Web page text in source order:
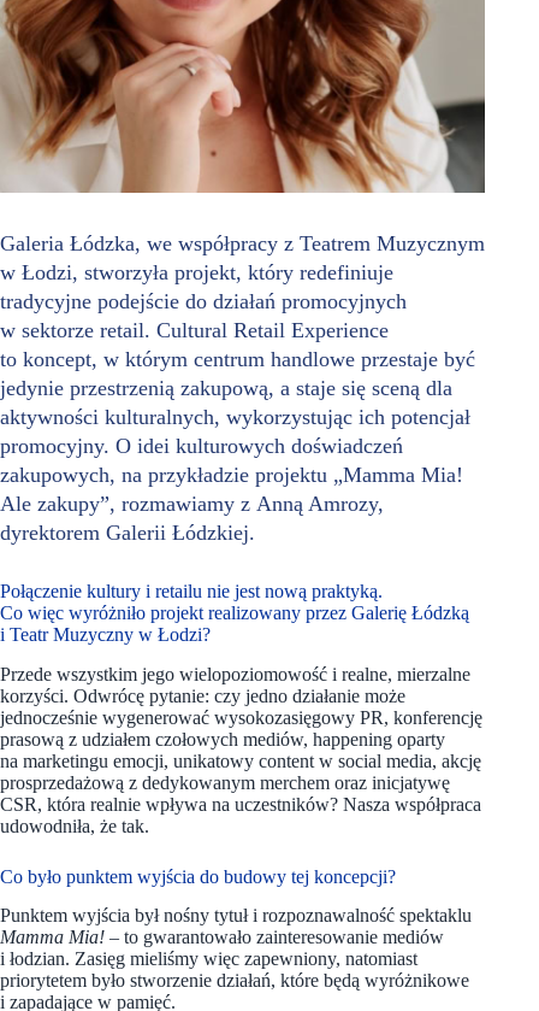
Galeria Łódzka, we współpracy z Teatrem Muzycznym
w Łodzi, stworzyła projekt, który redefiniuje
tradycyjne podejście do działań promocyjnych
w sektorze retail. Cultural Retail Experience
to koncept, w którym centrum handlowe przestaje być
jedynie przestrzenią zakupową, a staje się sceną dla
aktywności kulturalnych, wykorzystując ich potencjał
promocyjny. O idei kulturowych doświadczeń
zakupowych, na przykładzie projektu „Mamma Mia!
Ale zakupy”, rozmawiamy z Anną Amrozy,
dyrektorem Galerii Łódzkiej.
Połączenie kultury i retailu nie jest nową praktyką.
Co więc wyróżniło projekt realizowany przez Galerię Łódzką
i Teatr Muzyczny w Łodzi?
Przede wszystkim jego wielopoziomowość i realne, mierzalne
korzyści. Odwrócę pytanie: czy jedno działanie może
jednocześnie wygenerować wysokozasięgowy PR, konferencję
prasową z udziałem czołowych mediów, happening oparty
na marketingu emocji, unikatowy content w social media, akcję
prosprzedażową z dedykowanym merchem oraz inicjatywę
CSR, która realnie wpływa na uczestników? Nasza współpraca
udowodniła, że tak.
Co było punktem wyjścia do budowy tej koncepcji?
Punktem wyjścia był nośny tytuł i rozpoznawalność spektaklu
Mamma Mia! – to gwarantowało zainteresowanie mediów
i łodzian. Zasięg mieliśmy więc zapewniony, natomiast
priorytetem było stworzenie działań, które będą wyróżnikowe
i zapadające w pamięć.